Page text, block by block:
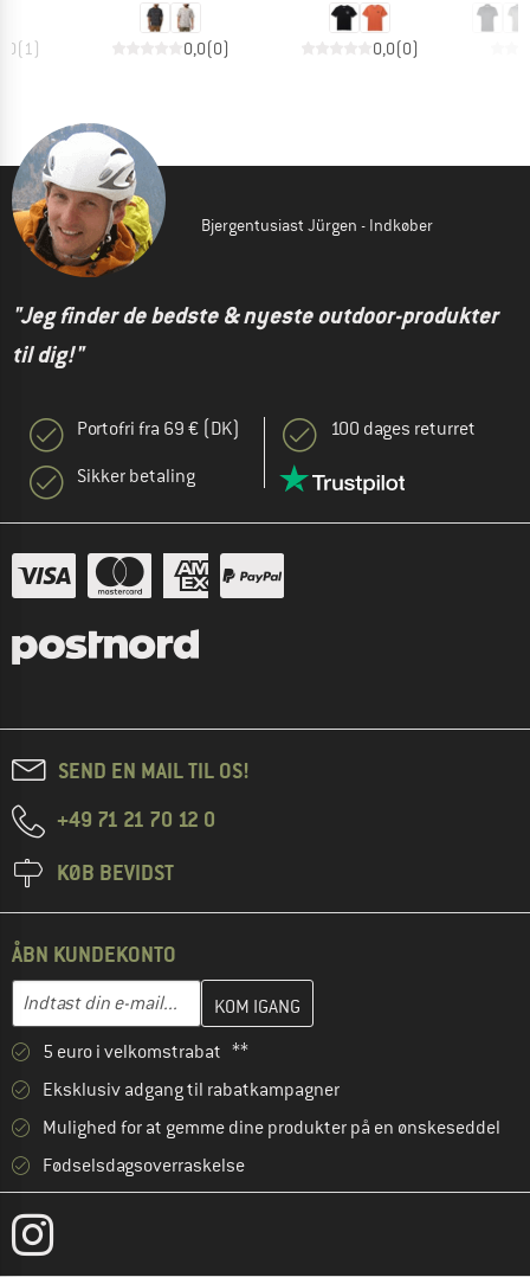
(1 ) 0,0(0) 0,0(0)
Bjergentusiast Jürgen - Indkøber
"Jeg finder de bedste & nyeste outdoor-produkter
til dig!"
Portofri fra 69 € (DK)
Sikker betaling
100 dages returret
SEND EN MAIL TIL OS!
+49 71 21 70 12 0
KØB BEVIDST
ÅBN KUNDEKONTO
E-mail-adresse
Indtast din e-mailadresse her, og opret i næste trin din
5 euro i velkomstrabat **
Eksklusiv adgang til rabatkampagner
Mulighed for at gemme dine produkter på en ønskeseddel
Fødselsdagsoverraskelse